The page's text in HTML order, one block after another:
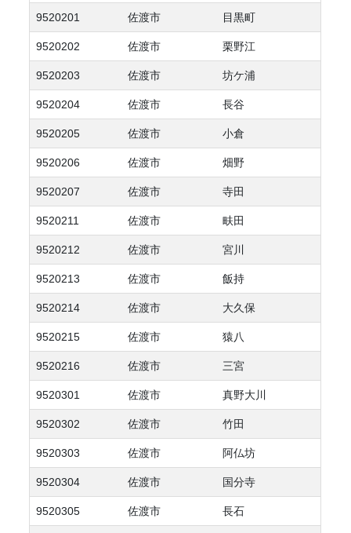
9520201 佐渡市 目黒町
9520202 佐渡市 栗野江
9520203 佐渡市 坊ケ浦
9520204 佐渡市 長谷
9520205 佐渡市 小倉
9520206 佐渡市 畑野
9520207 佐渡市 寺田
9520211 佐渡市 畉田
9520212 佐渡市 宮川
9520213 佐渡市 飯持
9520214 佐渡市 大久保
9520215 佐渡市 猿八
9520216 佐渡市 三宮
9520301 佐渡市 真野大川
9520302 佐渡市 竹田
9520303 佐渡市 阿仏坊
9520304 佐渡市 国分寺
9520305 佐渡市 長石